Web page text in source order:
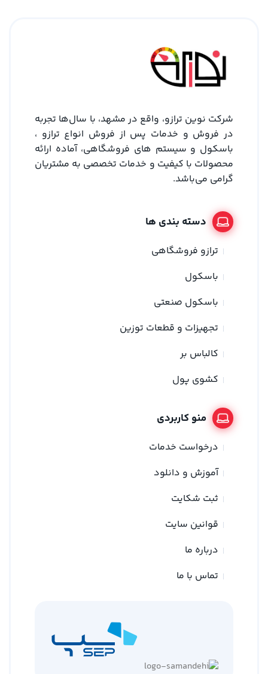
شرکت نوین ترازو، واقع در مشهد، با سال‌ها تجربه
در فروش و خدمات پس از فروش انواع ترازو ،
باسکول و سیستم های فروشگاهی، آماده ارائه
محصولات با کیفیت و خدمات تخصصی به مشتریان
گرامی می‌باشد.
دسته بندی ها
ترازو فروشگاهی
باسکول
باسکول صنعتی
تجهیزات و قطعات توزین
کالباس بر
کشوی پول
منو کاربردی
درخواست خدمات
آموزش و دانلود
ثبت شکایت
قوانین سایت
درباره ما
تماس با ما